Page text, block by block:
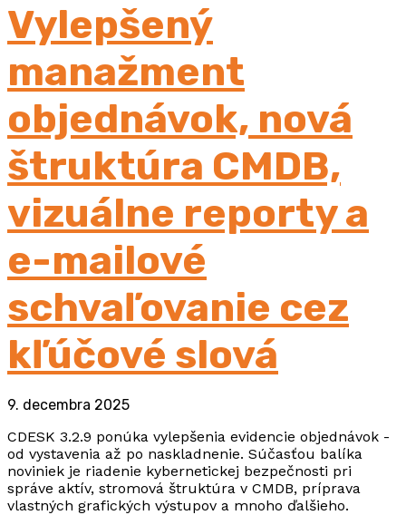
Vylepšený
manažment
objednávok, nová
štruktúra CMDB,
vizuálne reporty a
e-mailové
schvaľovanie cez
kľúčové slová
9. decembra 2025
CDESK 3.2.9 ponúka vylepšenia evidencie objednávok -
od vystavenia až po naskladnenie. Súčasťou balíka
noviniek je riadenie kybernetickej bezpečnosti pri
správe aktív, stromová štruktúra v CMDB, príprava
vlastných grafických výstupov a mnoho ďalšieho.